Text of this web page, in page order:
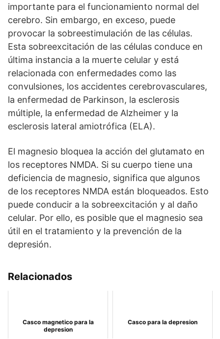
importante para el funcionamiento normal del
cerebro. Sin embargo, en exceso, puede
provocar la sobreestimulación de las células.
Esta sobreexcitación de las células conduce en
última instancia a la muerte celular y está
relacionada con enfermedades como las
convulsiones, los accidentes cerebrovasculares,
la enfermedad de Parkinson, la esclerosis
múltiple, la enfermedad de Alzheimer y la
esclerosis lateral amiotrófica (ELA).
El magnesio bloquea la acción del glutamato en
los receptores NMDA. Si su cuerpo tiene una
deficiencia de magnesio, significa que algunos
de los receptores NMDA están bloqueados. Esto
puede conducir a la sobreexcitación y al daño
celular. Por ello, es posible que el magnesio sea
útil en el tratamiento y la prevención de la
depresión.
Relacionados
Casco magnetico para la
depresion
Casco para la depresion